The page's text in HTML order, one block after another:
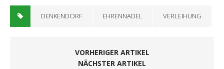
DENKENDORF EHRENNADEL VERLEIHUNG
VORHERIGER ARTIKEL
NÄCHSTER ARTIKEL